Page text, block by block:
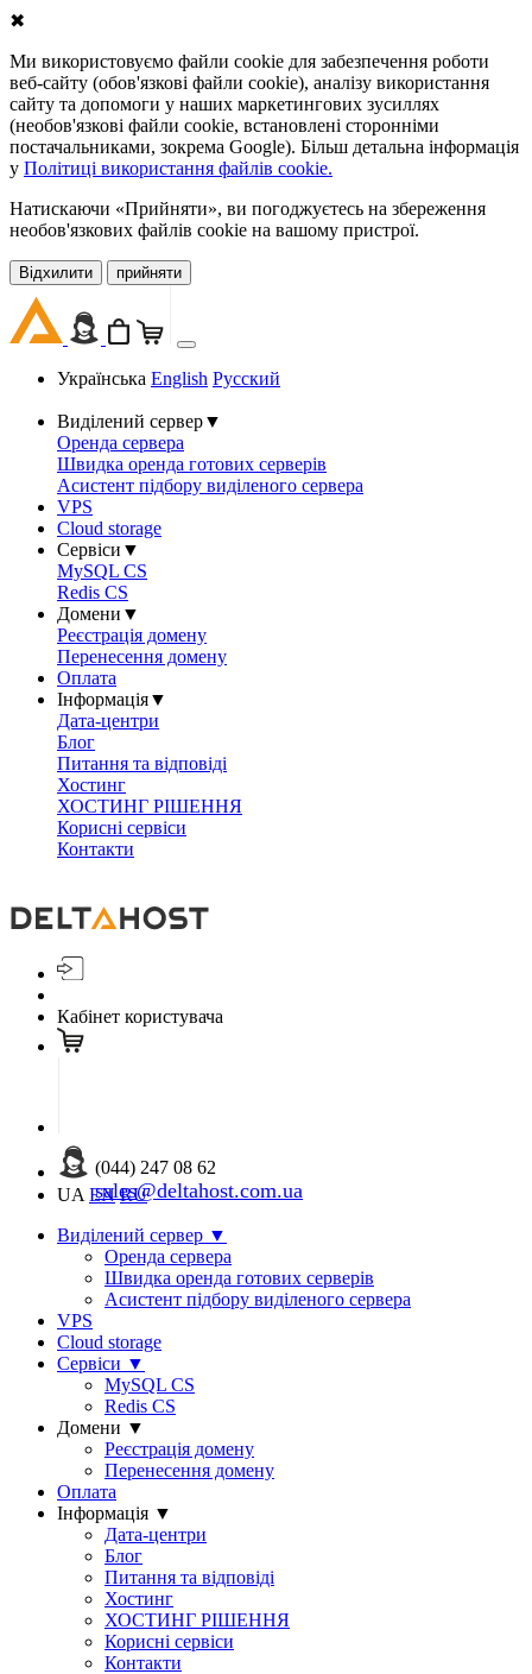
✖
Ми використовуємо файли cookie для забезпечення роботи
веб-сайту (обов'язкові файли cookie), аналізу використання
сайту та допомоги у наших маркетингових зусиллях
(необов'язкові файли cookie, встановлені сторонніми
постачальниками, зокрема Google). Більш детальна інформація
у Політиці використання файлів cookie.
Натискаючи «Прийняти», ви погоджуєтесь на збереження
необов'язкових файлів cookie на вашому пристрої.
Відхилити прийняти
Українська English Русский
Виділений сервер▼
Оренда сервера
Швидка оренда готових серверів
Асистент підбору виділеного сервера
VPS
Cloud storage
Сервіси ▼
MySQL CS
Redis CS
Домени ▼
Реєстрація домену
Перенесення домену
Оплата
Інформація▼
Дата-центри
Блог
Питання та відповіді
Хостинг
ХОСТИНГ РІШЕННЯ
Корисні сервіси
Контакти
Кабінет користувача
(044) 247 08 62
sales@deltahost.com.ua
UA EN RU
Виділений сервер ▼
Оренда сервера
Швидка оренда готових серверів
Асистент підбору виділеного сервера
VPS
Cloud storage
Сервіси ▼
MySQL CS
Redis CS
Домени ▼
Реєстрація домену
Перенесення домену
Оплата
Інформація ▼
Дата-центри
Блог
Питання та відповіді
Хостинг
ХОСТИНГ РІШЕННЯ
Корисні сервіси
Контакти